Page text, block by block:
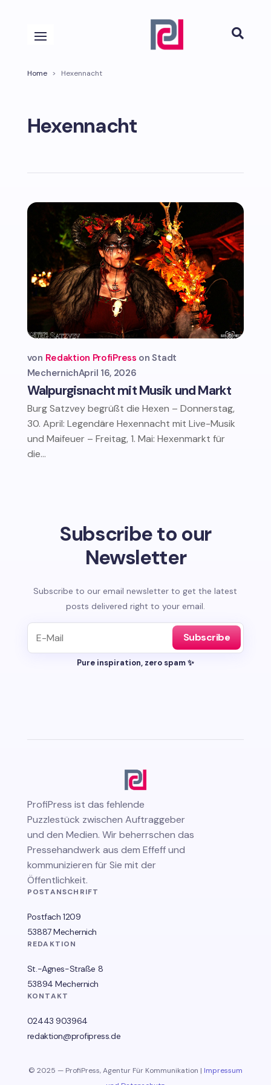

Home > Hexennacht
Hexennacht
Walpurgisnacht mit Musik und Markt
von Redaktion ProfiPress
Stadt
MechernichApril 16, 2026
Burg Satzvey begrüßt die Hexen – Donnerstag,
30. April: Legendäre Hexennacht mit Live-Musik
und Maifeuer – Freitag, 1. Mai: Hexenmarkt für
die...
Subscribe to our
Newsletter
Subscribe to our email newsletter to get the latest
posts delivered right to your email.
Subscribe
Pure inspiration, zero spam ✨
ProfiPress ist das fehlende
Puzzlestück zwischen Auftraggeber
und den Medien. Wir beherrschen das
Pressehandwerk aus dem Effeff und
kommunizieren für Sie mit der
Öffentlichkeit.
POSTANSCHRIFT
Postfach 1209
53887 Mechernich
REDAKTION
St.-Agnes-Straße 8
53894 Mechernich
KONTAKT
02443 903964
redaktion@profipress.de
© 2025 — ProfiPress, Agentur Für Kommunikation | Impressum